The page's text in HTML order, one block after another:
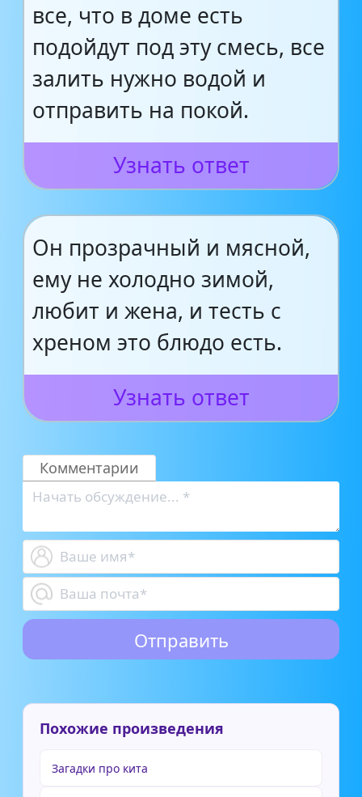
все, что в доме есть
подойдут под эту смесь, все
залить нужно водой и
отправить на покой.
Узнать ответ
Он прозрачный и мясной,
ему не холодно зимой,
любит и жена, и тесть с
хреном это блюдо есть.
Узнать ответ
Комментарии
Похожие произведения
Загадки про кита